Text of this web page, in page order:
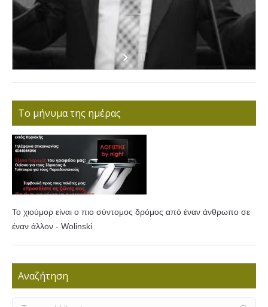
Το μήνυμα της ημέρας
Το χιούμορ είναι ο πιο σύντομος δρόμος από έναν άνθρωπο σε
έναν άλλον - Wolinski
Αναζήτηση